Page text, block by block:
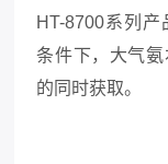
HT-8700系列
条件下，大气
的同时获取。